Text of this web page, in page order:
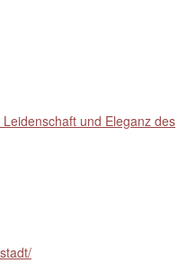
und Eleganz des